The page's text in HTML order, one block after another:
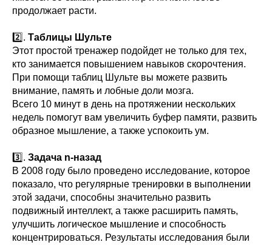
продолжает расти.
2️⃣. Таблицы Шульте
Этот простой тренажер подойдет не только для тех,
кто занимается повышением навыков скорочтения.
При помощи таблиц Шульте вы можете развить
внимание, память и лобные доли мозга.
Всего 10 минут в день на протяжении нескольких
недель помогут вам увеличить буфер памяти, развить
образное мышление, а также успокоить ум.
3️⃣. Задача n-назад
В 2008 году было проведено исследование, которое
показало, что регулярные тренировки в выполнении
этой задачи, способны значительно развить
подвижный интеллект, а также расширить память,
улучшить логическое мышление и способность
концентрироваться. Результаты исследования были